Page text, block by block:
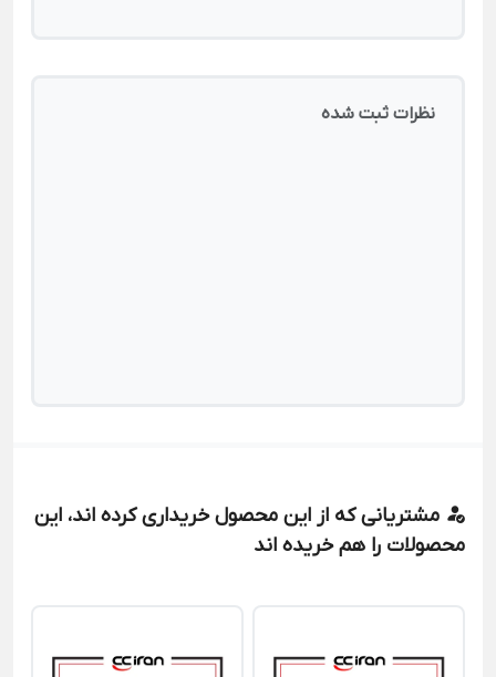
نظرات ثبت شده
مشتریانی که از این محصول خریداری کرده اند، این
محصولات را هم خریده اند